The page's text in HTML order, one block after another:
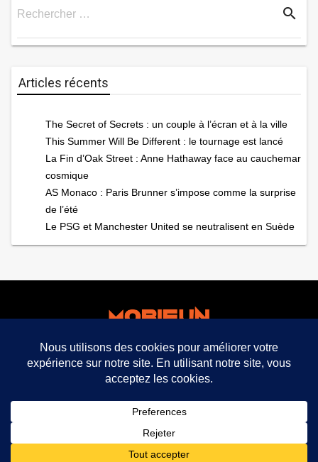
publications
Rechercher … search
Articles récents
The Secret of Secrets : un couple à l’écran et à la ville
This Summer Will Be Different : le tournage est lancé
La Fin d’Oak Street : Anne Hathaway face au cauchemar
cosmique
AS Monaco : Paris Brunner s’impose comme la surprise
de l’été
Le PSG et Manchester United se neutralisent en Suède
facebook twitter
mobifun ©
Mentions légales CGU CGV Politique de
confidentialité
2021